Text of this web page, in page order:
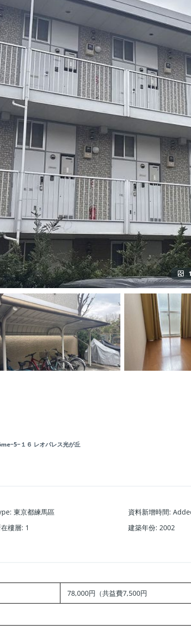
１６ レオパレス光が丘
: 東京都練馬區 資料新增時間:
樓層: 1 建築年份: 2002
78,000円 （共益費7,500円